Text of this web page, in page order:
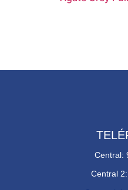
Central:
Central